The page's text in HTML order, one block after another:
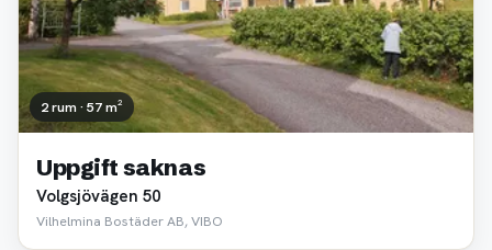
2 rum · 57 m²
Uppgift saknas
Volgsjövägen 50
Vilhelmina Bostäder AB, VIBO